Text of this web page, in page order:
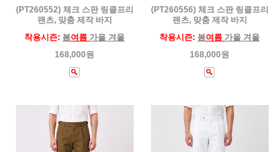
(PT260552) 체크 스판 링클프리
팬츠, 맞춤 제작 바지
착용시즌: 봄여름 가을 겨울
168,000원
(PT260556) 체크 스판 링클프리
팬츠, 맞춤 제작 바지
착용시즌: 봄여름 가을 겨울
168,000원